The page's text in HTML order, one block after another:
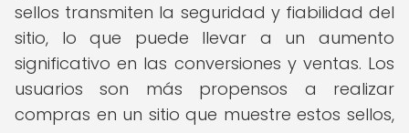
sellos transmiten la seguridad y fiabilidad del
sitio, lo que puede llevar a un aumento
significativo en las conversiones y ventas. Los
usuarios son más propensos a realizar
compras en un sitio que muestre estos sellos,